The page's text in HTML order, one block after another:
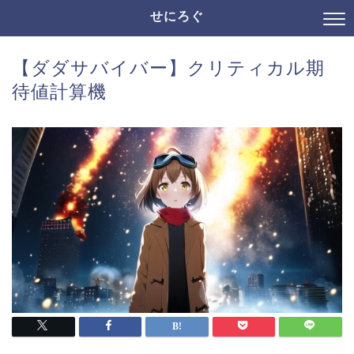
せにろぐ
【ダダサバイバー】クリティカル期
待値計算機